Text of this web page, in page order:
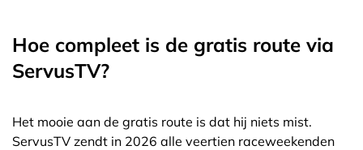
Hoe compleet is de gratis route via
ServusTV?
Het mooie aan de gratis route is dat hij niets mist.
ServusTV zendt in 2026 alle veertien raceweekenden